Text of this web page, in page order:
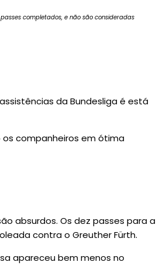
completados, e não são consideradas
da Bundesliga é está
os companheiros em ótima
absurdos. Os dez passes para a
contra o Greuther Fürth.
apareceu bem menos no